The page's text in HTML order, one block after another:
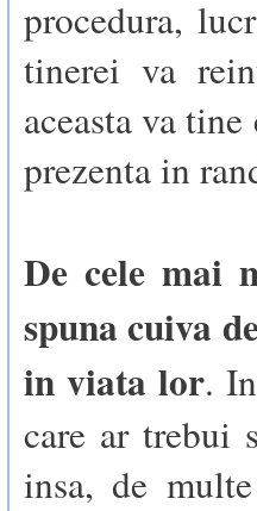
procedura,
tinerei va
aceasta va
prezenta in
De cele mai
spuna cuiva
in viata lor.
care ar trebui
insa, de